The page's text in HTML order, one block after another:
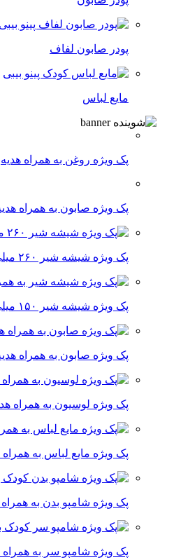
پودر صابون لفاف
مایع لباس
پک ویژه روغن به همراه هدیه
پک ویژه صابون به همراه
پک ویژه شیشه شیر ۲۶۰ میلی لیتر به همراه پستانک هدیه
پک ویژه شیشه شیر ۱۵۰ میلی لیتری به همراه پستانک هدیه
پک ویژه صابون به همراه
پک ویژه لوسیون به همراه
پک ویژه مایع لباس به همراه
پک ویژه شامپو بدن به همراه
پک ویژه شامپو سر به همراه